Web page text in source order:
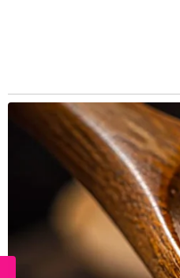
"Tetapi saya
terjangkau oleh